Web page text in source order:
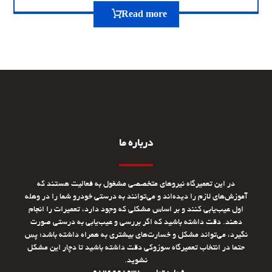
Read more
درباره ما
در این تعمیرگاه نیروهای متخصصی مشغول به فعالیت هستند که
آموزش‌های لازم را دیده‌اند و می‌توانند به درستی خودرو شما را در وهله
اول عیب‌یابی کنند و بر اساس مشکلی که وجود دارد، تعمیرات را انجام
دهند. دقت داشته باشید که اگر بررسی و عیب‌یابی به درستی صورت
نگیرد، می‌تواند مشکل و خسارت‌های بیشتری به همراه داشته باشد؛ پس
حتما در انتخاب تعمیرگاه سوزوکی دقت داشته باشید تا دچار این مشکل
نشوید.